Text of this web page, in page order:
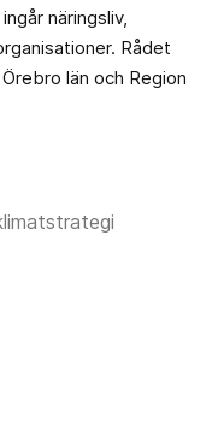
näringsliv,
Rådet
län och Region